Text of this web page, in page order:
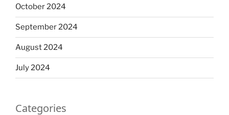
October 2024
September 2024
August 2024
July 2024
Categories